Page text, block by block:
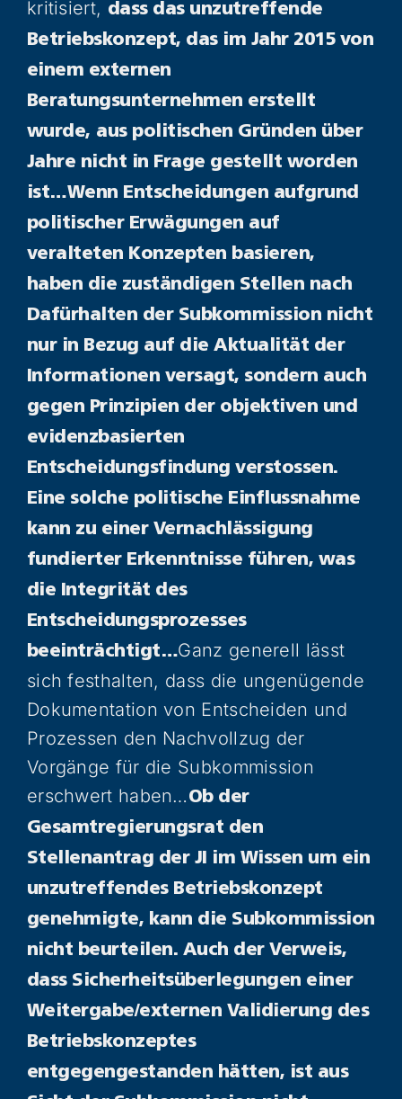
kritisiert, dass das unzutreffende
Betriebskonzept, das im Jahr 2015 von
einem externen
Beratungsunternehmen erstellt
wurde, aus politischen Gründen über
Jahre nicht in Frage gestellt worden
ist…Wenn Entscheidungen aufgrund
politischer Erwägungen auf
veralteten Konzepten basieren,
haben die zuständigen Stellen nach
Dafürhalten der Subkommission nicht
nur in Bezug auf die Aktualität der
Informationen versagt, sondern auch
gegen Prinzipien der objektiven und
evidenzbasierten
Entscheidungsfindung verstossen.
Eine solche politische Einflussnahme
kann zu einer Vernachlässigung
fundierter Erkenntnisse führen, was
die Integrität des
Entscheidungsprozesses
beeinträchtigt…Ganz generell lässt
sich festhalten, dass die ungenügende
Dokumentation von Entscheiden und
Prozessen den Nachvollzug der
Vorgänge für die Subkommission
erschwert haben… Ob der
Gesamtregierungsrat den
Stellenantrag der JI im Wissen um ein
unzutreffendes Betriebskonzept
genehmigte, kann die Subkommission
nicht beurteilen. Auch der Verweis,
dass Sicherheitsüberlegungen einer
Weitergabe/externen Validierung des
Betriebskonzeptes
entgegengestanden hätten, ist aus